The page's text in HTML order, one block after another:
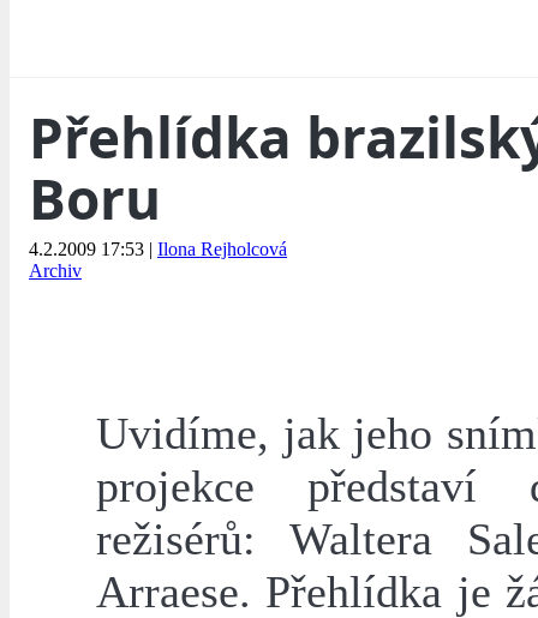
Přehlídka
Boru
4.2.2009 17:53 | Ilona Rejholcová
Archiv
Uvidíme, jak jeho
projekce představí
režisérů: Waltera
Arraese. Přehlídka je